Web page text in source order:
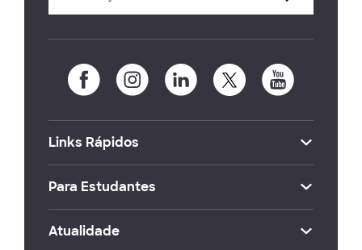
Links Rápidos
Para Estudantes
Atualidade